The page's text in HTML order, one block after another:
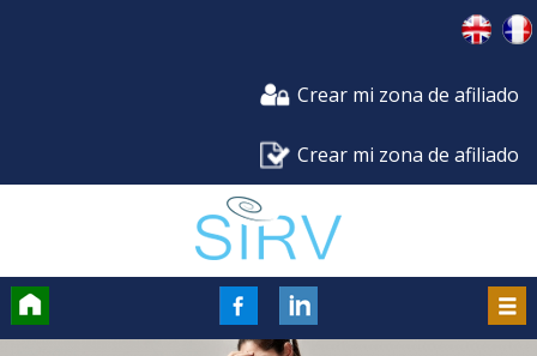
Crear mi zona de afiliado
Crear mi zona de afiliado